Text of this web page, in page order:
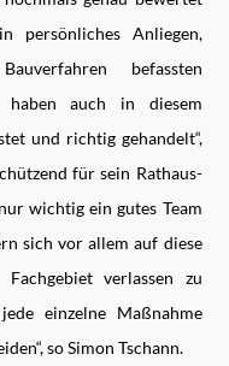
persönliches Anliegen,
befassten
haben auch in diesem
und richtig gehandelt“,
für sein Rathaus-
wichtig ein gutes Team
sich vor allem auf diese
verlassen zu
einzelne Maßnahme
so Simon Tschann.